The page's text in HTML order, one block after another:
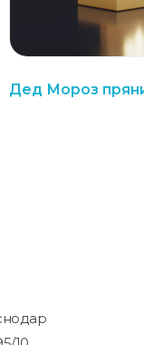
Дед Мороз